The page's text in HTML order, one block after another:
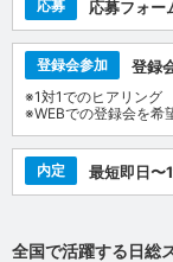
応募 応募フォー
登録会参加 登録
※1対1でのヒアリング
※WEBでの登録会を希
内定 最短即日〜
全国で活躍する日総